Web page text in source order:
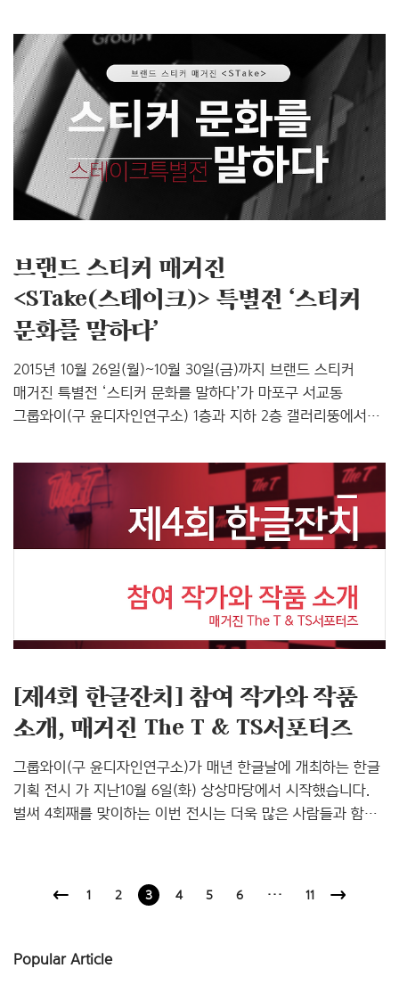
새로운 문화를 일으키고자 하는 프로젝트이지요. 'feat'의
사전적 정의는 '뛰어난 솜씨', '위업'을 뜻하며 숫자 '8'은 무한대
기호를 상징해요. 이러한 의미를 품고 시작한 '8FEAT'는
디자이너에게 심플하고 완벽한 온라인 포트폴리오 플랫폼을
제공하고 갤러리뚱에서 오프라인 전시를 할 수 있도록
지원합니다. ▶ 8FEAT(에잇핏) 홈페이지 바로 가기 이번
전시의 주인공 이철원은 선과 면이 아닌 수많은 점으로 색과
모양을 표현한 그림인 ‘점묘화’만..
브랜드 스티커 매거진
<STake(스테이크)> 특별전 ‘스티커
문화를 말하다’
2015년 10월 26일(월)~10월 30일(금)까지 브랜드 스티커
매거진 특별전 ‘스티커 문화를 말하다’가 마포구 서교동
그룹와이(구 윤디자인연구소) 1층과 지하 2층 갤러리뚱에서
‘스티커 아트’라는 흥미로운 콘텐츠로 재구성해 독자(또는
소비자)가 스스로 거부감 없이 놀이 문화로 즐길 수 있도록
구성한 최초의 브랜드 스티커 매거진입니다. 이는 그룹와이의
신생 브랜딩 솔루션 전문회사 브랜드와이(Brand Y)에서
기획한 것으로, 이번 전시에서는 출간을 앞두고 있는 를
자리매김하고 있는 ‘스티커 문화’를 함께 향유하고 관람객들이
직접 경험해볼 수 있게 구성하였답니다. 브랜드와이(Brand..
[제4회 한글잔치] 참여 작가와 작품
소개, 매거진 The T & TS서포터즈
그룹와이(구 윤디자인연구소)가 매년 한글날에 개최하는 한글
기획 전시 가 지난10월 6일(화) 상상마당에서 시작했습니다.
벌써 4회째를 맞이하는 이번 전시는 더욱 많은 사람들과 함께
(화)~10월 18일(일)까지, 갤러리뚱에서는 10월 8일(목)~10월
18일(일)까지 전시해요. 이번 전시에서는 지난해부터 올해까지
(강구룡, 마이케이씨(mykc), 문장현, 신덕호, 윤여경, 이용제,
1 2 3 4 5 6 ··· 11
Popular Article